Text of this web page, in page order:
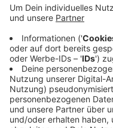
diese Verschärfung
automatisch gilt,
Neuinfektionen von
überschritten wird.
Einwohner, das gilt
verschärften Regeln.
betroffenen Stadt
durchgesetzt